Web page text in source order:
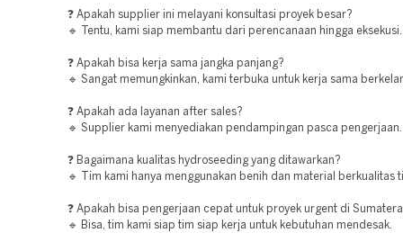
❓ Apakah supplier ini melayani konsultasi proyek besar?
🔹 Tentu, kami siap membantu dari perencanaan hingga eksekusi.
❓ Apakah bisa kerja sama jangka panjang?
🔹 Sangat memungkinkan, kami terbuka untuk kerja sama
❓ Apakah ada layanan after sales?
🔹 Supplier kami menyediakan pendampingan pasca pengerjaan.
❓ Bagaimana kualitas hydroseeding yang ditawarkan?
🔹 Tim kami hanya menggunakan benih dan material berkualitas
❓ Apakah bisa pengerjaan cepat untuk proyek urgent di
🔹 Bisa, tim kami siap tim siap kerja untuk kebutuhan mendesak.